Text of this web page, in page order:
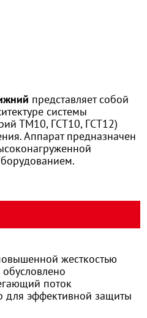
представляет собой
системы
ТМ10, ГСТ10, ГСТ12)
Аппарат предназначен
жесткостью
поток
для эффективной защиты